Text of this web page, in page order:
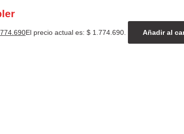
El precio actual es: $ 1.774.690. Añadir al